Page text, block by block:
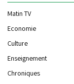
Matin TV
Economie
Culture
Enseignement
Chroniques